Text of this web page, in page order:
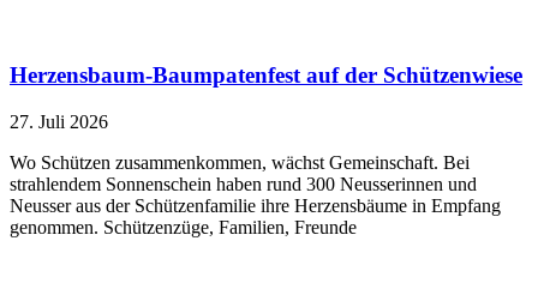
Herzensbaum-Baumpatenfest auf der Schützenwiese
27. Juli 2026
Wo Schützen zusammenkommen, wächst Gemeinschaft. Bei
strahlendem Sonnenschein haben rund 300 Neusserinnen und
Neusser aus der Schützenfamilie ihre Herzensbäume in Empfang
genommen. Schützenzüge, Familien, Freunde